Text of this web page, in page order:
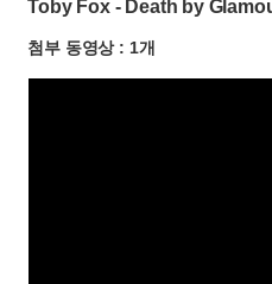
Toby Fox - Death by
첨부 동영상 : 1개